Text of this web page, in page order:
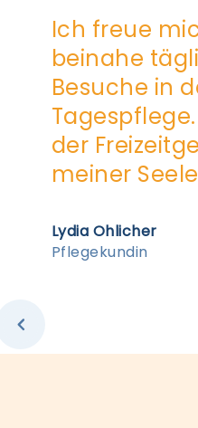
Ich freue
beinahe
Besuche in
der
meiner
Lydia Ohlicher
Pflegekundin